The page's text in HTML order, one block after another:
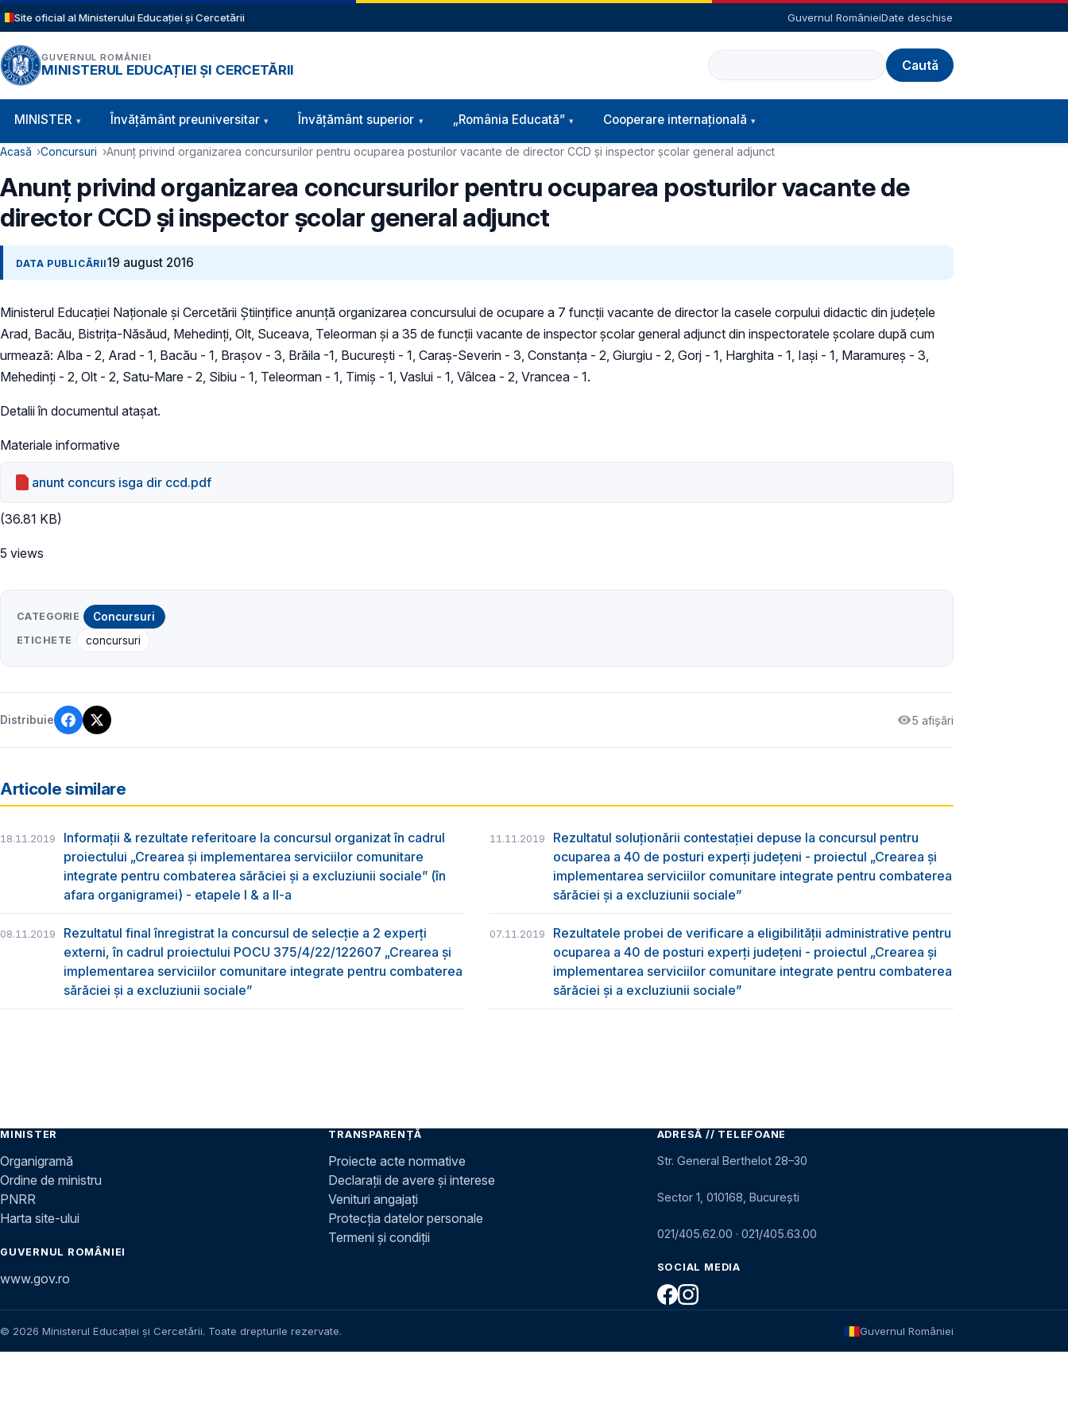
Sari la conținutul principal
Site oficial al Ministerului Educației și Cercetării Guvernul RomânieiDate deschise
GUVERNUL ROMÂNIEI
MINISTERUL EDUCAȚIEI ȘI CERCETĂRII
Caută
Navigație principală
MINISTER Învăţământ preuniversitar Învățământ superior „România Educată” Cooperare internațională
Cale de navigare
Acasă Concursuri Anunţ privind organizarea concursurilor pentru ocuparea posturilor vacante de director CCD şi inspector şcolar general adjunct
Anunţ privind organizarea concursurilor pentru ocuparea posturilor vacante de
director CCD şi inspector şcolar general adjunct
DATA PUBLICĂRII19 august 2016
Ministerul Educaţiei Naționale și Cercetării Științifice anunţă organizarea concursului de ocupare a 7 funcții vacante de director la casele corpului didactic din județele
Arad, Bacău, Bistrița-Năsăud, Mehedinți, Olt, Suceava, Teleorman și a 35 de funcţii vacante de inspector școlar general adjunct din inspectoratele şcolare după cum
urmează: Alba - 2, Arad - 1, Bacău - 1, Braşov - 3, Brăila -1, Bucureşti - 1, Caraş-Severin - 3, Constanţa - 2, Giurgiu - 2, Gorj - 1, Harghita - 1, Iaşi - 1, Maramureş - 3,
Mehedinţi - 2, Olt - 2, Satu-Mare - 2, Sibiu - 1, Teleorman - 1, Timiș - 1, Vaslui - 1, Vâlcea - 2, Vrancea - 1.
Detalii în documentul ataşat.
Materiale informative
anunt concurs isga dir ccd.pdf
(36.81 KB)
5 views
CATEGORIE Concursuri
ETICHETE concursuri
Distribuie 5 afișări
Articole similare
18.11.2019
Informații & rezultate referitoare la concursul organizat în cadrul
proiectului „Crearea și implementarea serviciilor comunitare
integrate pentru combaterea sărăciei și a excluziunii sociale” (în
afara organigramei) - etapele I & a II-a
11.11.2019
Rezultatul soluționării contestației depuse la concursul pentru
ocuparea a 40 de posturi experți județeni - proiectul „Crearea și
implementarea serviciilor comunitare integrate pentru combaterea
sărăciei și a excluziunii sociale”
08.11.2019
Rezultatul final înregistrat la concursul de selecție a 2 experți
externi, în cadrul proiectului POCU 375/4/22/122607 „Crearea și
implementarea serviciilor comunitare integrate pentru combaterea
sărăciei și a excluziunii sociale”
07.11.2019
Rezultatele probei de verificare a eligibilității administrative pentru
ocuparea a 40 de posturi experți județeni - proiectul „Crearea și
implementarea serviciilor comunitare integrate pentru combaterea
sărăciei și a excluziunii sociale”
MINISTER
Organigramă
Ordine de ministru
PNRR
Harta site-ului
GUVERNUL ROMÂNIEI
www.gov.ro
TRANSPARENȚĂ
Proiecte acte normative
Declarații de avere și interese
Venituri angajați
Protecția datelor personale
Termeni și condiții
ADRESĂ // TELEFOANE
Str. General Berthelot 28–30
Sector 1, 010168, București
021/405.62.00 · 021/405.63.00
SOCIAL MEDIA
© 2026 Ministerul Educației și Cercetării. Toate drepturile rezervate. Guvernul României